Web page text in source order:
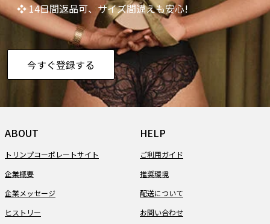
❖ 14日間返品可、サイズ間違えも安心!
今すぐ登録する
ABOUT
トリンプコーポレートサイト
企業概要
企業メッセージ
ヒストリー
HELP
ご利用ガイド
推奨環境
配送について
お問い合わせ